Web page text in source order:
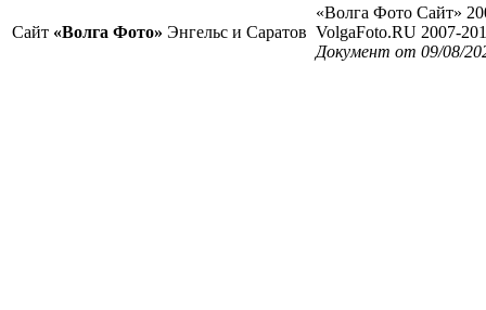
Сайт «Волга Фото» Энгельс и Саратов
«Волга Фото Сайт»
VolgaFoto.RU 2007-
Документ от 09/08/